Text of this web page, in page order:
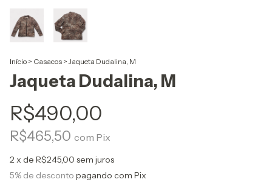
Início > Casacos > Jaqueta Dudalina, M
Jaqueta Dudalina, M
R$490,00
R$465,50 com Pix
2x de R$245,00 sem juros
5% de desconto pagando com Pix